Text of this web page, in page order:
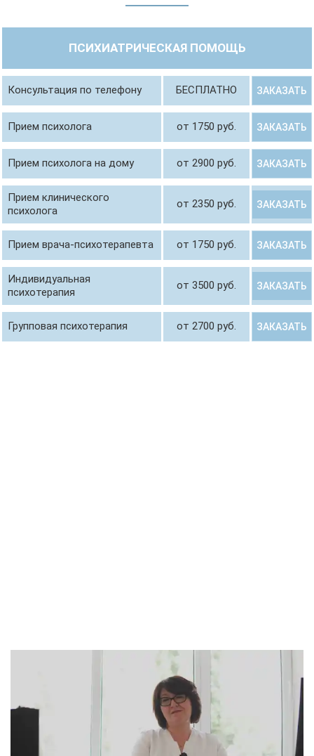
ПСИХИАТРИЧЕСКАЯ ПОМОЩЬ
Консультация по телефону БЕСПЛАТНО ЗАКАЗАТЬ
Прием психолога от 1750 руб. ЗАКАЗАТЬ
Прием психолога на дому от 2900 руб. ЗАКАЗАТЬ
Прием клинического
психолога
от 2350 руб. ЗАКАЗАТЬ
Прием врача-психотерапевта от 1750 руб. ЗАКАЗАТЬ
Индивидуальная
психотерапия
от 3500 руб. ЗАКАЗАТЬ
Групповая психотерапия от 2700 руб. ЗАКАЗАТЬ